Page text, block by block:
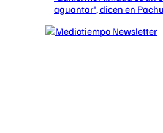
aguantar', dicen en